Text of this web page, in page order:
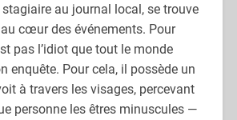
au journal local, se trouve
cœur des événements. Pour
pas l’idiot que tout le monde
enquête. Pour cela, il possède un
à travers les visages, percevant
personne les êtres minuscules —